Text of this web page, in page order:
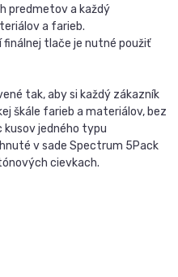
predmetov a každý
a farieb.
tlače je nutné použiť
tak, aby si každý zákazník
škále farieb a materiálov, bez
jedného typu
v sade Spectrum 5Pack
cievkach.